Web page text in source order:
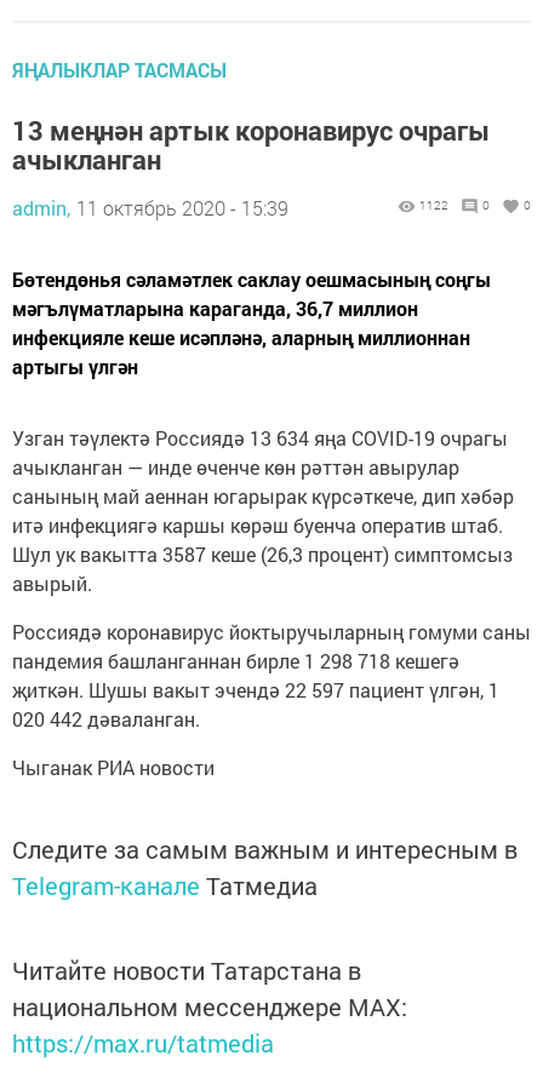
ЯҢАЛЫКЛАР ТАСМАСЫ
13 меңнән артык коронавирус очрагы
ачыкланган
admin, 11 октябрь 2020 - 15:39 1122 0 0
Бөтендөнья сәламәтлек саклау оешмасының соңгы
мәгълүматларына караганда, 36,7 миллион
инфекцияле кеше исәпләнә, аларның миллионнан
артыгы үлгән
Узган тәүлектә Россиядә 13 634 яңа COVID-19 очрагы
ачыкланган — инде өченче көн рәттән авырулар
санының май аеннан югарырак күрсәткече, дип хәбәр
итә инфекциягә каршы көрәш буенча оператив штаб.
Шул ук вакытта 3587 кеше (26,3 процент) симптомсыз
авырый.
Россиядә коронавирус йоктыручыларның гомуми саны
пандемия башланганнан бирле 1 298 718 кешегә
җиткән. Шушы вакыт эчендә 22 597 пациент үлгән, 1
020 442 дәваланган.
Чыганак РИА новости
Следите за самым важным и интересным в
Telegram-канале Татмедиа
Читайте новости Татарстана в
национальном мессенджере MАХ:
https://max.ru/tatmedia